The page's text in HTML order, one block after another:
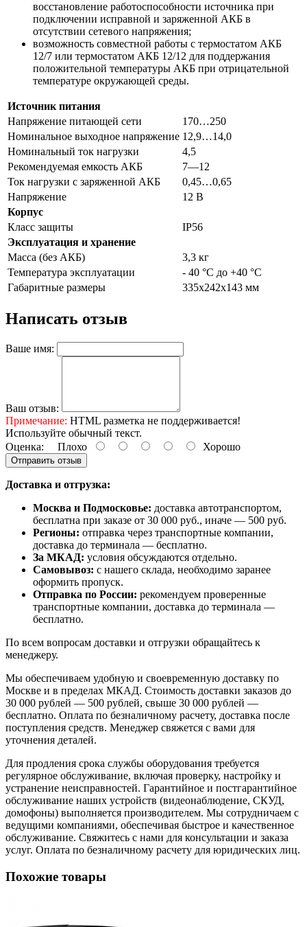
восстановление работоспособности источника при
подключении исправной и заряженной АКБ в
отсутствии сетевого напряжения;
возможность совместной работы с термостатом АКБ
12/7 или термостатом АКБ 12/12 для поддержания
положительной температуры АКБ при отрицательной
температуре окружающей среды.
Источник питания
Напряжение питающей сети
170…250
Номинальное выходное напряжение 12,9…14,0
Номинальный ток нагрузки
4,5
Рекомендуемая емкость АКБ
7—12
Ток нагрузки с заряженной АКБ
0,45…0,65
Напряжение
12 В
Корпус
Класс защиты
IP56
Эксплуатация и хранение
Масса (без АКБ)
3,3 кг
Температура эксплуатации
- 40 °С до +40 °С
Габаритные размеры
335х242х143 мм
Написать отзыв
Ваше имя:
Ваш отзыв:
Примечание: HTML разметка не поддерживается!
Используйте обычный текст.
Оценка: Плохо Хорошо
Отправить отзыв
Доставка и отгрузка:
Москва и Подмосковье: доставка автотранспортом,
бесплатна при заказе от 30 000 руб., иначе — 500 руб.
Регионы: отправка через транспортные компании,
доставка до терминала — бесплатно.
За МКАД: условия обсуждаются отдельно.
Самовывоз: с нашего склада, необходимо заранее
оформить пропуск.
Отправка по России: рекомендуем проверенные
транспортные компании, доставка до терминала —
бесплатно.
По всем вопросам доставки и отгрузки обращайтесь к
менеджеру.
Мы обеспечиваем удобную и своевременную доставку по
Москве и в пределах МКАД. Стоимость доставки заказов до
30 000 рублей — 500 рублей, свыше 30 000 рублей —
бесплатно. Оплата по безналичному расчету, доставка после
поступления средств. Менеджер свяжется с вами для
уточнения деталей.
Для продления срока службы оборудования требуется
регулярное обслуживание, включая проверку, настройку и
устранение неисправностей. Гарантийное и постгарантийное
обслуживание наших устройств (видеонаблюдение, СКУД,
домофоны) выполняется производителем. Мы сотрудничаем с
ведущими компаниями, обеспечивая быстрое и качественное
обслуживание. Свяжитесь с нами для консультации и заказа
услуг. Оплата по безналичному расчету для юридических лиц.
Похожие товары